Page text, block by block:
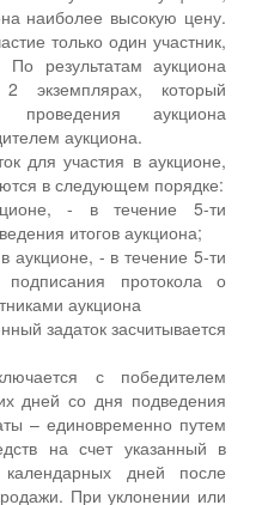
наиболее высокую цену.
только один участник,
По результатам аукциона
экземплярах, который
аукциона
аукциона.
для участия в аукционе,
в следующем порядке:
- в течение 5-ти
итогов аукциона;
аукционе, - в течение 5-ти
протокола о
аукциона
задаток засчитывается
с победителем
дней со дня подведения
– единовременно путем
на счет указанный в
дней после
При уклонении или